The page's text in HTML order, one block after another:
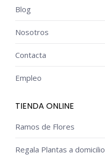
Blog
Nosotros
Contacta
Empleo
TIENDA ONLINE
Ramos de Flores
Regala Plantas a domicilio